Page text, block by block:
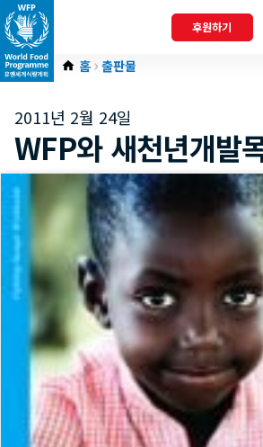
후원하기
홈 출판물
2011년 2월 24일
WFP와 새천년개발